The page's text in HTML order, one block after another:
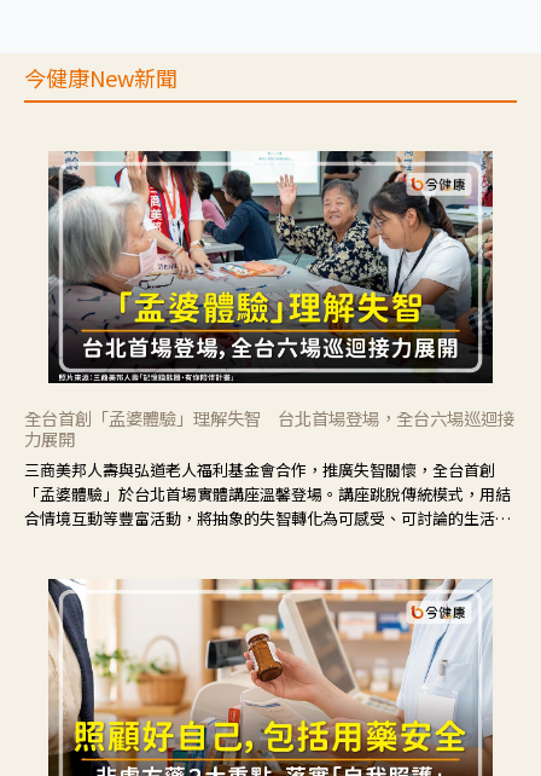
今健康New新聞
全台首創「孟婆體驗」理解失智 台北首場登場，全台六場巡迴接
力展開
三商美邦人壽與弘道老人福利基金會合作，推廣失智關懷，全台首創
「孟婆體驗」於台北首場實體講座溫馨登場。講座跳脫傳統模式，用結
合情境互動等豐富活動，將抽象的失智轉化為可感受、可討論的生活情